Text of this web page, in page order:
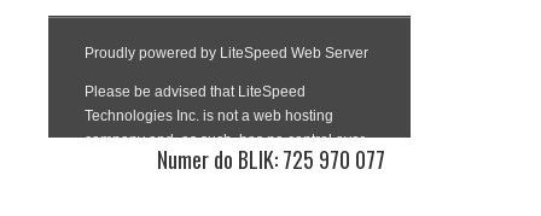
Numer do BLIK: 725 970 077